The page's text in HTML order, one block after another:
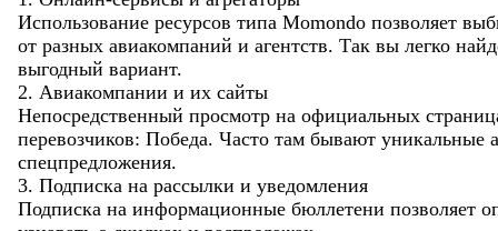
Использование ресурсов типа Momondo позволяет
от разных авиакомпаний и агентств. Так вы легко
выгодный вариант.
2. Авиакомпании и их сайты
Непосредственный просмотр на официальных
перевозчиков: Победа. Часто там бывают уникальные
спецпредложения.
3. Подписка на рассылки и уведомления
Подписка на информационные бюллетени позволяет